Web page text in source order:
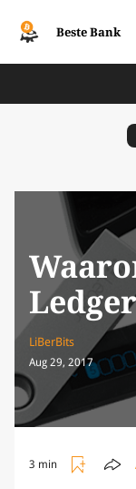
Beste Bank
LiBerBits
Aug 29, 2017
3 min